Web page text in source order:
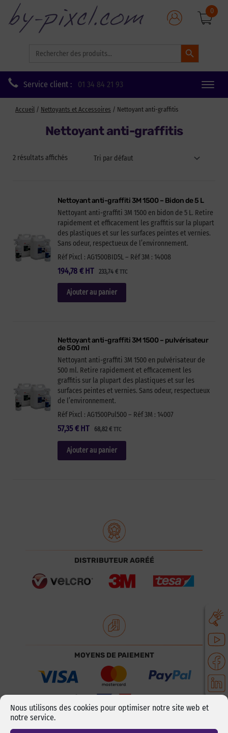
Nous utilisons des cookies pour optimiser notre site web et
notre service.
for:
Search Button
0
Service client : 01 34 84 21 93
Toggle
Accueil / Nettoyants et Accessoires / Nettoyant anti-graffitis
Nettoyant anti-graffitis
2 résultats affichés
Nettoyant anti-graffiti 3M 1500 – Bidon de 5 L
Nettoyant anti-graffiti 3M 1500 en bidon de 5 L. Retire
rapidement et efficacement les graffitis sur la plupart
des plastiques et sur les surfaces peintes et vernies.
Sans odeur, respectueux de l’environnement.
Réf Pixcl : AG1500BID5L – Réf 3M : 14008
194,78 € 233,74 €TTC
HT
Ajouter au panier
Nettoyant anti-graffiti 3M 1500 – pulvérisateur
de 500 ml
Nettoyant anti-graffiti 3M 1500 en pulvérisateur de
500 ml. Retire rapidement et efficacement les
graffitis sur la plupart des plastiques et sur les
surfaces peintes et vernies. Sans odeur, respectueux
de l’environnement.
Réf Pixcl : AG1500Pul500 – Réf 3M : 14007
57,35 € 68,82 €TTC
HT
Ajouter au panier
DISTRIBUTEUR AGRÉÉ
MOYENS DE PAIEMENT